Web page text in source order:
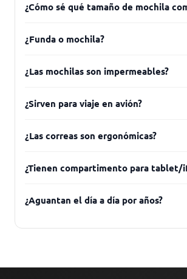
¿Cómo sé qué tamaño de mochila
¿Funda o mochila?
¿Las mochilas son impermeables?
¿Sirven para viaje en avión?
¿Las correas son ergonómicas?
¿Tienen compartimento para tablet/
¿Aguantan el día a día por años?